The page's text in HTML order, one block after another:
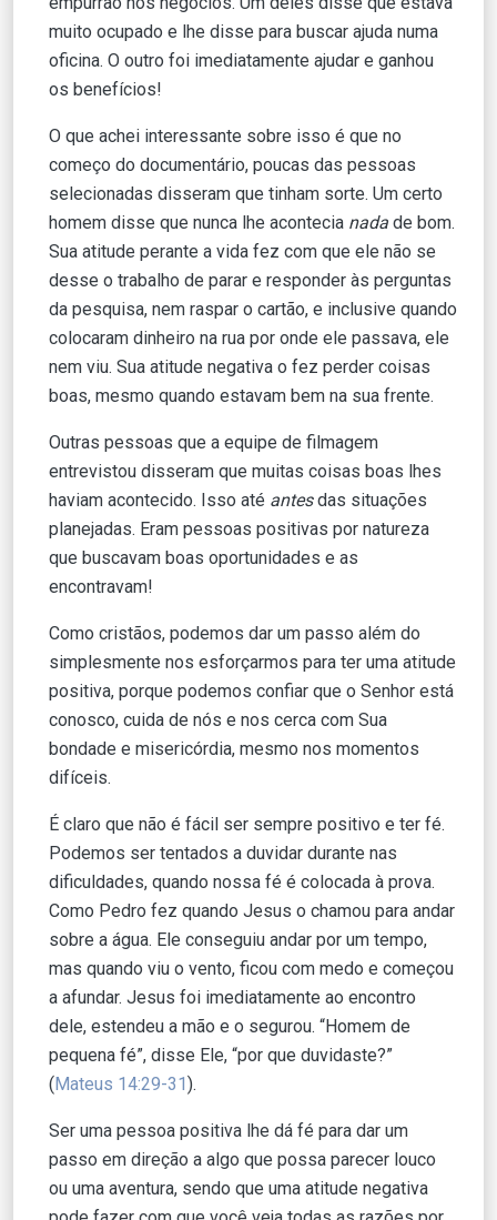
muito ocupado e lhe disse para buscar ajuda numa
oficina. O outro foi imediatamente ajudar e ganhou
os benefícios!
O que achei interessante sobre isso é que no
começo do documentário, poucas das pessoas
selecionadas disseram que tinham sorte. Um certo
homem disse que nunca lhe acontecia nada de bom.
Sua atitude perante a vida fez com que ele não se
desse o trabalho de parar e responder às perguntas
da pesquisa, nem raspar o cartão, e inclusive quando
colocaram dinheiro na rua por onde ele passava, ele
nem viu. Sua atitude negativa o fez perder coisas
boas, mesmo quando estavam bem na sua frente.
Outras pessoas que a equipe de filmagem
entrevistou disseram que muitas coisas boas lhes
haviam acontecido. Isso até antesdas situações
planejadas. Eram pessoas positivas por natureza
que buscavam boas oportunidades e as
encontravam!
Como cristãos, podemos dar um passo além do
simplesmente nos esforçarmos para ter uma atitude
positiva, porque podemos confiar que o Senhor está
conosco, cuida de nós e nos cerca com Sua
bondade e misericórdia, mesmo nos momentos
difíceis.
É claro que não é fácil ser sempre positivo e ter fé.
Podemos ser tentados a duvidar durante nas
dificuldades, quando nossa fé é colocada à prova.
Como Pedro fez quando Jesus o chamou para andar
sobre a água. Ele conseguiu andar por um tempo,
mas quando viu o vento, ficou com medo e começou
a afundar. Jesus foi imediatamente ao encontro
dele, estendeu a mão e o segurou. “Homem de
pequena fé”, disse Ele, “por que duvidaste?”
(Mateus 14:29-31).
Ser uma pessoa positiva lhe dá fé para dar um
passo em direção a algo que possa parecer louco
ou uma aventura, sendo que uma atitude negativa